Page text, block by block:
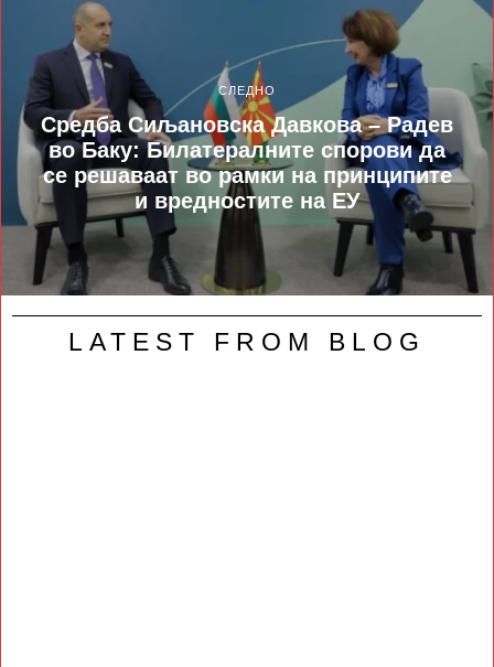
СЛЕДНО
Средба Сиљановска Давкова – Радев
во Баку: Билатералните спорови да
се решаваат во рамки на принципите
и вредностите на ЕУ
LATEST FROM BLOG